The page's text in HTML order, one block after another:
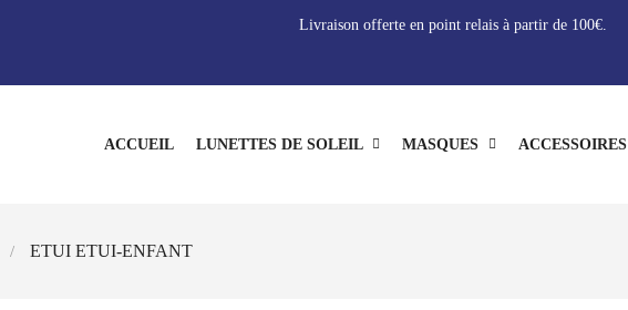
Livraison offerte en point relais à partir de 100€.
ACCUEIL LUNETTES DE SOLEIL MASQUES ACCESSOIRES
ETUI ETUI-ENFANT